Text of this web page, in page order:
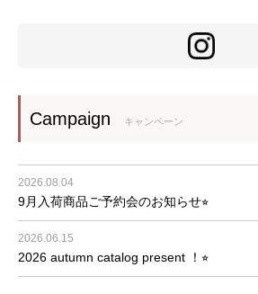
Campaign キャンペーン
2026.08.04
9月入荷商品ご予約会のお知らせ⭐︎
2026.06.15
2026 autumn catalog present ！⭐︎